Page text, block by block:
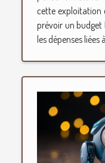
cette exploitation
prévoir un
les dépenses liées